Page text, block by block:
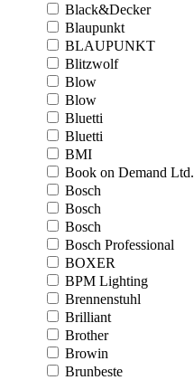
Black&Decker
Blaupunkt
BLAUPUNKT
Blitzwolf
Blow
Blow
Bluetti
Bluetti
BMI
Book on Demand Ltd.
Bosch
Bosch
Bosch
Bosch Professional
BOXER
BPM Lighting
Brennenstuhl
Brilliant
Brother
Browin
Brunbeste